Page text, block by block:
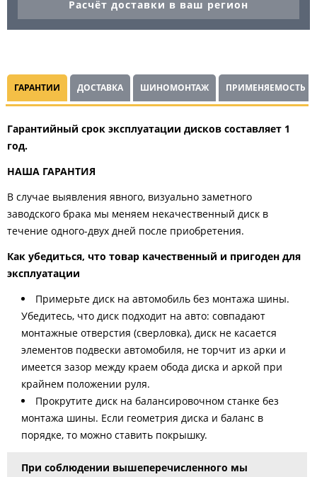
Расчёт доставки в ваш регион
ГАРАНТИИ ДОСТАВКА ШИНОМОНТАЖ ПРИМЕНЯЕМОСТЬ
Гарантийный срок эксплуатации дисков составляет 1
год.
НАША ГАРАНТИЯ
В случае выявления явного, визуально заметного
заводского брака мы меняем некачественный диск в
течение одного-двух дней после приобретения.
Как убедиться, что товар качественный и пригоден для
эксплуатации
Примерьте диск на автомобиль без монтажа шины.
Убедитесь, что диск подходит на авто: совпадают
монтажные отверстия (сверловка), диск не касается
элементов подвески автомобиля, не торчит из арки и
имеется зазор между краем обода диска и аркой при
крайнем положении руля.
Прокрутите диск на балансировочном станке без
монтажа шины. Если геометрия диска и баланс в
порядке, то можно ставить покрышку.
При соблюдении вышеперечисленного мы